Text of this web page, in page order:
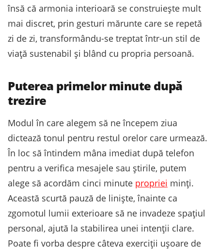
însă că armonia interioară se construiește mult
mai discret, prin gesturi mărunte care se repetă
zi de zi, transformându-se treptat într-un stil de
viață sustenabil și blând cu propria persoană.
Puterea primelor minute după
trezire
Modul în care alegem să ne începem ziua
dictează tonul pentru restul orelor care urmează.
În loc să întindem mâna imediat după telefon
pentru a verifica mesajele sau știrile, putem
alege să acordăm cinci minute propriei minți.
Această scurtă pauză de liniște, înainte ca
zgomotul lumii exterioare să ne invadeze spațiul
personal, ajută la stabilirea unei intenții clare.
Poate fi vorba despre câteva exerciții ușoare de